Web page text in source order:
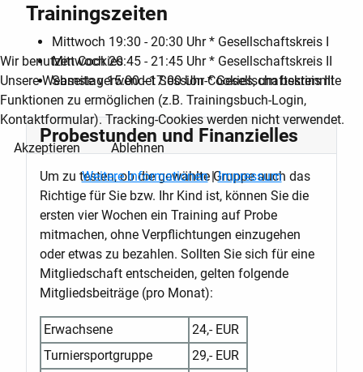
Trainingszeiten
Mittwoch 19:30 - 20:30 Uhr * Gesellschaftskreis I
Mittwoch 20:45 - 21:45 Uhr * Gesellschaftskreis II
Samstag 15:00 - 17:00 Uhr * Gesellschaftskreis III
Probestunden und Finanzielles
Um zu testen, ob die gewählte Gruppe auch das
Richtige für Sie bzw. Ihr Kind ist, können Sie die
ersten vier Wochen ein Training auf Probe
mitmachen, ohne Verpflichtungen einzugehen
oder etwas zu bezahlen. Sollten Sie sich für eine
Mitgliedschaft entscheiden, gelten folgende
Mitgliedsbeiträge (pro Monat):
Erwachsene
24,- EUR
Turniersportgruppe
29,- EUR
Wir benutzen Cookies
Unsere Webseite verwendet Session-Cookies, um bestimmte
Funktionen zu ermöglichen (z.B. Trainingsbuch-Login,
Kontaktformular). Tracking-Cookies werden nicht verwendet.
Akzeptieren
Ablehnen
Weitere Informationen|Impressum